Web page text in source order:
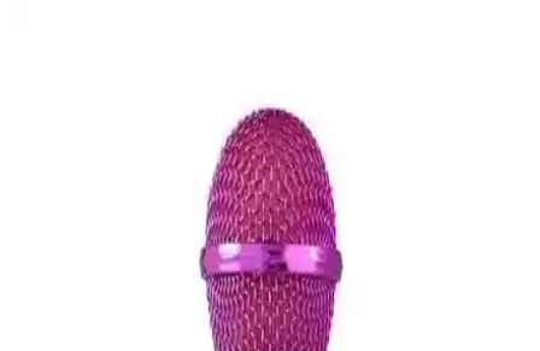
dayanıklılık ve kolay kullanım ile profesyonel ve amatör
Platoon PL-2452 Mini Yaka Mikrofonu Ses Kalitesi
ve Çoklu Bağlantı Özellikleriyle Öne Çıkıyor
Platoon PL-2452 mikrofon seti, şık tasarımı, yüksek ses kalitesi ve
çoklu girişleriyle profesyonel ve amatör kullanım için ideal.
Rode Smartlav+ Plus Mikrofonu: Profesyonel ve